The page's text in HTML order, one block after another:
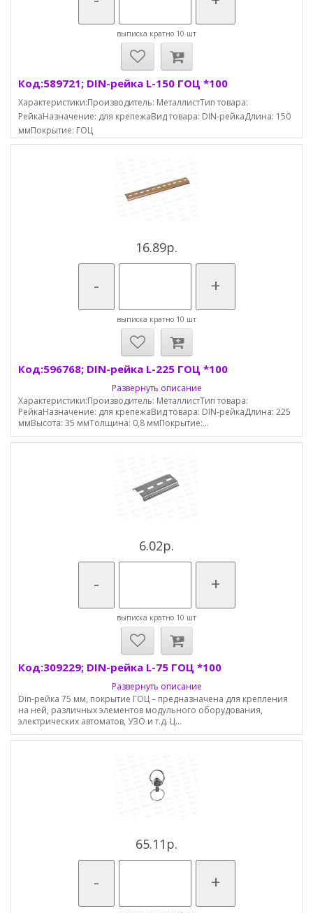
выписка кратно 10 шт
Код:589721; DIN-рейка L-150 ГОЦ *100
Характеристики:Производитель: МеталлистТип товара:
РейкаНазначение: для крепежаВид товара: DIN-рейкаДлина: 150
ммПокрытие: ГОЦ
16.89р.
- +
выписка кратно 10 шт
Код:596768; DIN-рейка L-225 ГОЦ *100
Развернуть описание
Характеристики:Производитель: МеталлистТип товара:
РейкаНазначение: для крепежаВид товара: DIN-рейкаДлина: 225
ммВысота: 35 ммТолщина: 0,8 ммПокрытие:...
6.02р.
- +
выписка кратно 10 шт
Код:309229; DIN-рейка L-75 ГОЦ *100
Развернуть описание
Din-рейка 75 мм, покрытие ГОЦ – предназначена для крепления
на ней, различных элементов модульного оборудования,
электрических автоматов, УЗО и т.д. Ц...
65.11р.
- +